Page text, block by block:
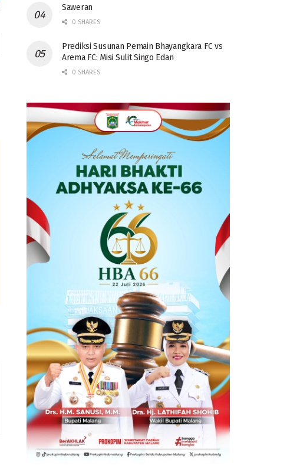
Saweran
0 SHARES
Prediksi Susunan Pemain Bhayangkara FC vs
Arema FC: Misi Sulit Singo Edan
0 SHARES